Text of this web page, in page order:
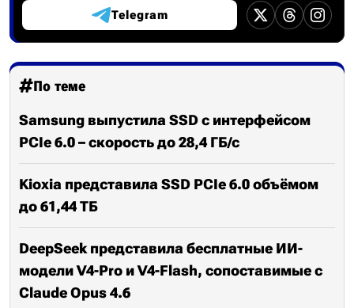
Telegram
По теме
Samsung выпустила SSD с интерфейсом
PCIe 6.0 – скорость до 28,4 ГБ/с
Kioxia представила SSD PCIe 6.0 объёмом
до 61,44 ТБ
DeepSeek представила бесплатные ИИ-
модели V4-Pro и V4-Flash, сопоставимые с
Claude Opus 4.6